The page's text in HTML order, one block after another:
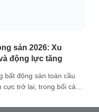
sản 2026: Xu
động lực tăng
bất động sản toàn cầu
trở lại, trong bối cảnh
tuệ nhân tạo (AI). Theo